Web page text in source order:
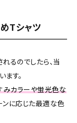
Tシャツ
るのでしたら、当
す。
みカラーや蛍光色な
ンに応じた最適な色